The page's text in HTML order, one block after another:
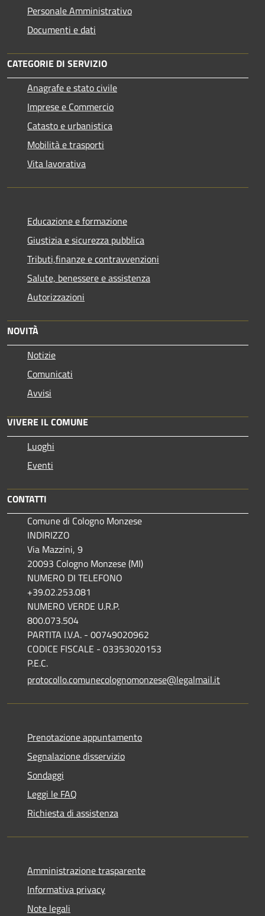
Personale Amministrativo
Documenti e dati
CATEGORIE DI SERVIZIO
Anagrafe e stato civile
Imprese e Commercio
Catasto e urbanistica
Mobilità e trasporti
Vita lavorativa
Educazione e formazione
Giustizia e sicurezza pubblica
Tributi,finanze e contravvenzioni
Salute, benessere e assistenza
Autorizzazioni
NOVITÀ
Notizie
Comunicati
Avvisi
VIVERE IL COMUNE
Luoghi
Eventi
CONTATTI
Comune di Cologno Monzese
INDIRIZZO
Via Mazzini, 9
20093 Cologno Monzese (MI)
NUMERO DI TELEFONO
+39.02.253.081
NUMERO VERDE U.R.P.
800.073.504
PARTITA I.V.A. - 00749020962
CODICE FISCALE - 03353020153
P.E.C.
protocollo.comunecolognomonzese@legalmail.it
Prenotazione appuntamento
Segnalazione disservizio
Sondaggi
Leggi le FAQ
Richiesta di assistenza
Amministrazione trasparente
Informativa privacy
Note legali